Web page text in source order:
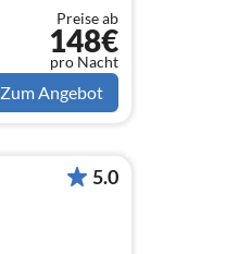
Preise ab
148€
pro Nacht
Zum Angebot
5.0